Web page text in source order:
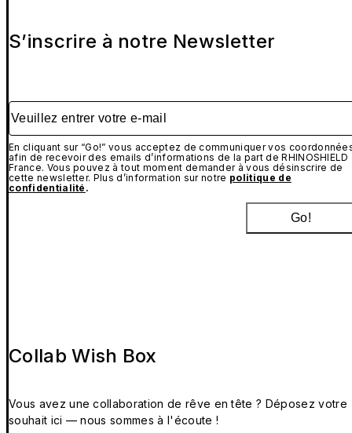
S’inscrire à notre Newsletter
Veuillez entrer votre e-mail
En cliquant sur “Go!” vous acceptez de communiquer vos
afin de recevoir des emails d’informations de la part de RHINOSHIELD
France. Vous pouvez à tout moment demander à vous désinscrire de
cette newsletter. Plus d’information sur notre politique de
confidentialité .
Go!
Collab Wish Box
Vous avez une collaboration de rêve en tête ? Déposez votre
souhait ici — nous sommes à l'écoute !